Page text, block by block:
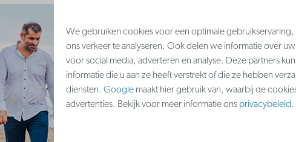
We gebruiken cookies voor een optimale
ons verkeer te analyseren. Ook delen we informatie over
voor social media, adverteren en analyse. Deze partners
informatie die u aan ze heeft verstrekt of die ze hebben
diensten. Google maakt hier gebruik van, waarbij de
advertenties. Bekijk voor meer informatie ons privacybeleid.